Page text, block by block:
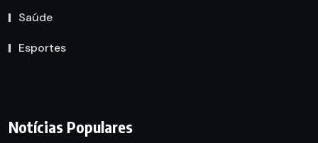
Saúde
Esportes
Notícias Populares